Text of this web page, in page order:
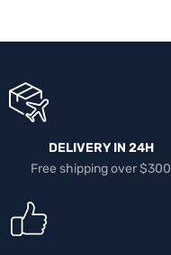
DELIVERY IN 24H
Free shipping over $300